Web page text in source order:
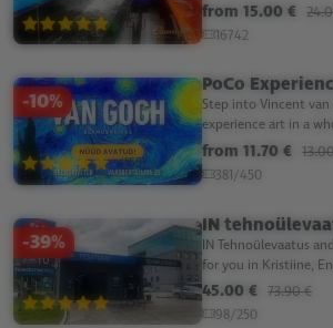
(155)
from 15.00 €
16742
-10%
(155)
PoCo
Step into Vincent
experience art in a
from 11.70 €
381/450
-39%
(155)
IN
IN Tehnoülevaatus
for you in Kristiine,
45.00 € 73.90 €
98/250